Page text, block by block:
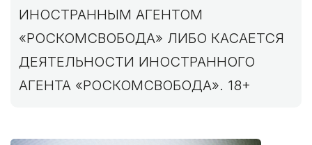
ИНОСТРАННЫМ АГЕНТОМ
«РОСКОМСВОБОДА» ЛИБО КАСАЕТСЯ
ДЕЯТЕЛЬНОСТИ ИНОСТРАННОГО
АГЕНТА «РОСКОМСВОБОДА». 18+